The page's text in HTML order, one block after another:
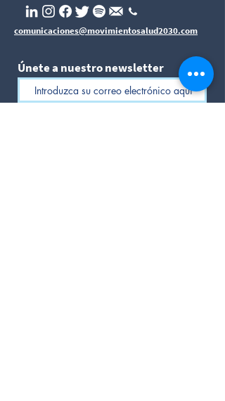
comunicaciones@movimientosalud2030.com
Únete a nuestro newsletter